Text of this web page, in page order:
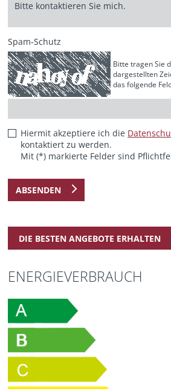
Spam-Schutz
Bitte tragen Sie
dargestellten
das folgende
Hiermit akzeptiere ich die
kontaktiert zu werden.
Mit (*) markierte Felder sind
ABSENDEN
DIE BESTEN ANGEBOTE ERHALTEN
ENERGIEVERBRAUCH